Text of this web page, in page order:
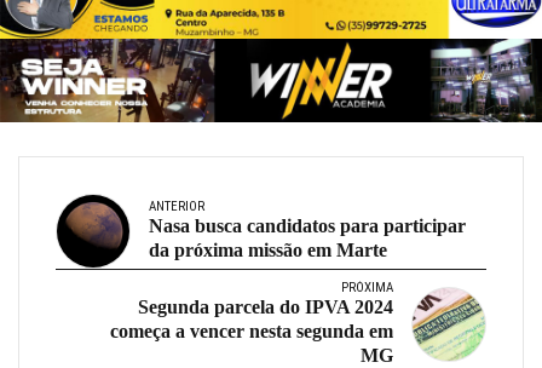
ANTERIOR
Nasa busca candidatos para participar
da próxima missão em Marte
PRÓXIMA
Segunda parcela do IPVA 2024
começa a vencer nesta segunda em
MG